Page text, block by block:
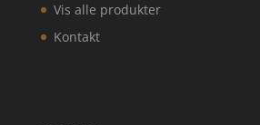
Vis alle produkter
Kontakt